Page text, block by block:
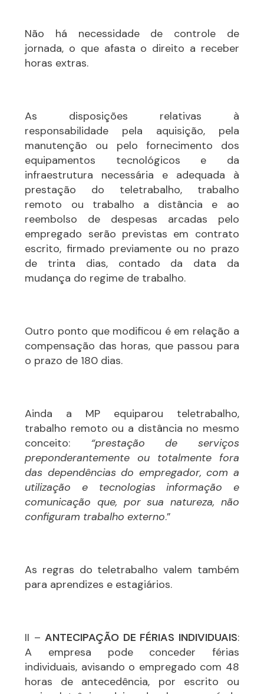
Não há necessidade de controle de
jornada, o que afasta o direito a receber
horas extras.
As disposições relativas à
responsabilidade pela aquisição, pela
manutenção ou pelo fornecimento dos
equipamentos tecnológicos e da
infraestrutura necessária e adequada à
prestação do teletrabalho, trabalho
remoto ou trabalho a distância e ao
reembolso de despesas arcadas pelo
empregado serão previstas em contrato
escrito, firmado previamente ou no prazo
de trinta dias, contado da data da
mudança do regime de trabalho.
Outro ponto que modificou é em relação a
compensação das horas, que passou para
o prazo de 180 dias.
Ainda a MP equiparou teletrabalho,
trabalho remoto ou a distância no mesmo
conceito: “prestação de serviços
preponderantemente ou totalmente fora
das dependências do empregador, com a
utilização e tecnologias informação e
comunicação que, por sua natureza, não
configuram trabalho externo.”
As regras do teletrabalho valem também
para aprendizes e estagiários.
II –ANTECIPAÇÃO DE FÉRIAS INDIVIDUAIS:
A empresa pode conceder férias
individuais, avisando o empregado com 48
horas de antecedência, por escrito ou